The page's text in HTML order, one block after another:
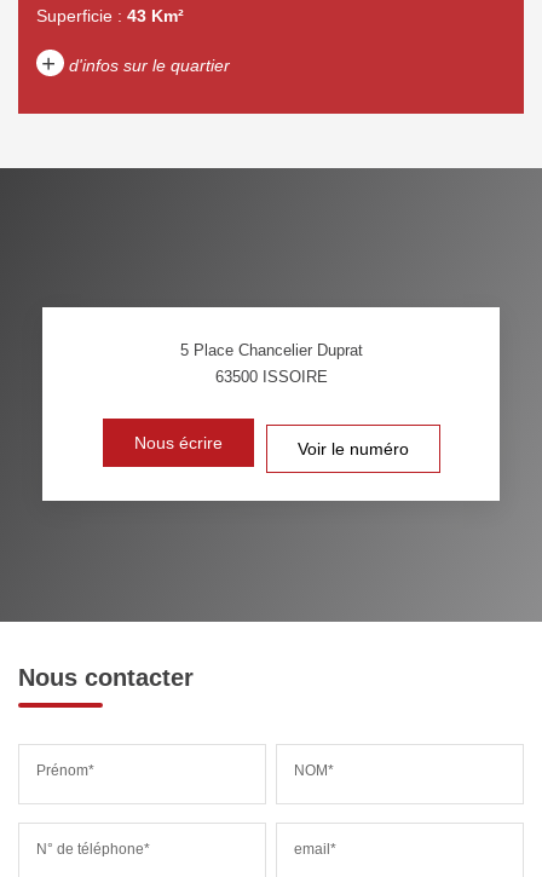
Superficie : 43 Km²
+ d'infos sur le quartier
PART DES MÉNAGES SANS
VOITURE
DISTANCE DE L'AÉROPORT :
5 Place Chancelier Duprat
63500 ISSOIRE
Nous écrire Voir le numéro
Nous contacter
Prénom* NOM*
N° de téléphone* email*